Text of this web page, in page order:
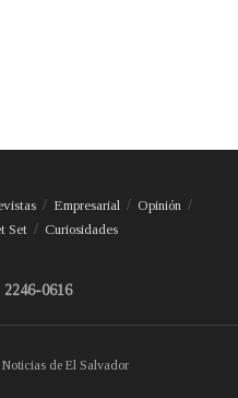
Empresarial
Opinión
Set Curiosidades
0616
de El Salvador